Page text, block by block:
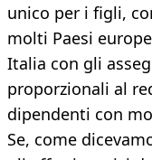
unico per i figli,
molti Paesi
Italia con gli
proporzionali al
dipendenti con
Se, come